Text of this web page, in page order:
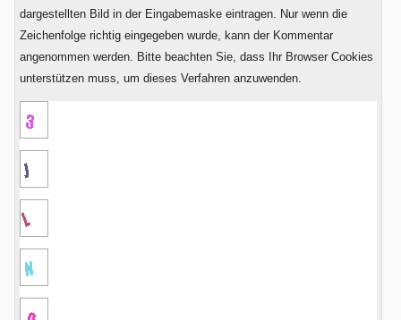
dargestellten Bild in der Eingabemaske eintragen. Nur wenn die
Zeichenfolge richtig eingegeben wurde, kann der Kommentar
angenommen werden. Bitte beachten Sie, dass Ihr Browser Cookies
unterstützen muss, um dieses Verfahren anzuwenden.